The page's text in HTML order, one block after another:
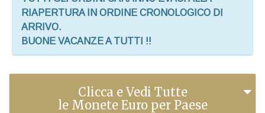
RIAPERTURA IN ORDINE CRONOLOGICO DI
ARRIVO.
BUONE VACANZE A TUTTI !!
Clicca e Vedi Tutte
le Monete Euro per Paese